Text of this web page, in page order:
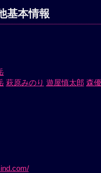
基本情報
萩原みのり 遊屋慎太郎 森